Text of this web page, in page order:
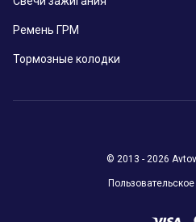
Ремень ГРМ
Тормозные колодки
© 2013 - 2026